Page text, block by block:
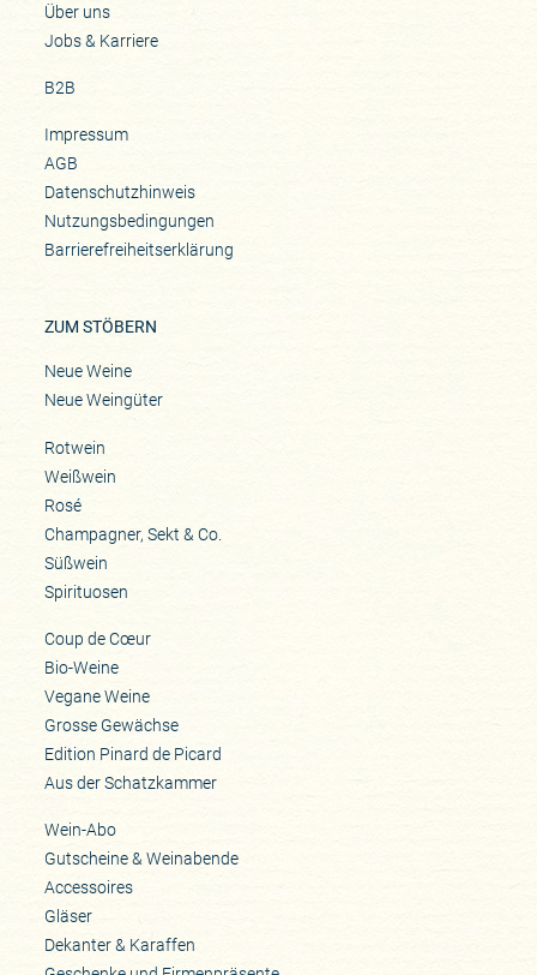
Über uns
Jobs & Karriere
B2B
Impressum
AGB
Datenschutzhinweis
Nutzungsbedingungen
Barrierefreiheitserklärung
ZUM STÖBERN
Neue Weine
Neue Weingüter
Rotwein
Weißwein
Rosé
Champagner, Sekt & Co.
Süßwein
Spirituosen
Coup de Cœur
Bio-Weine
Vegane Weine
Grosse Gewächse
Edition Pinard de Picard
Aus der Schatzkammer
Wein-Abo
Gutscheine & Weinabende
Accessoires
Gläser
Dekanter & Karaffen